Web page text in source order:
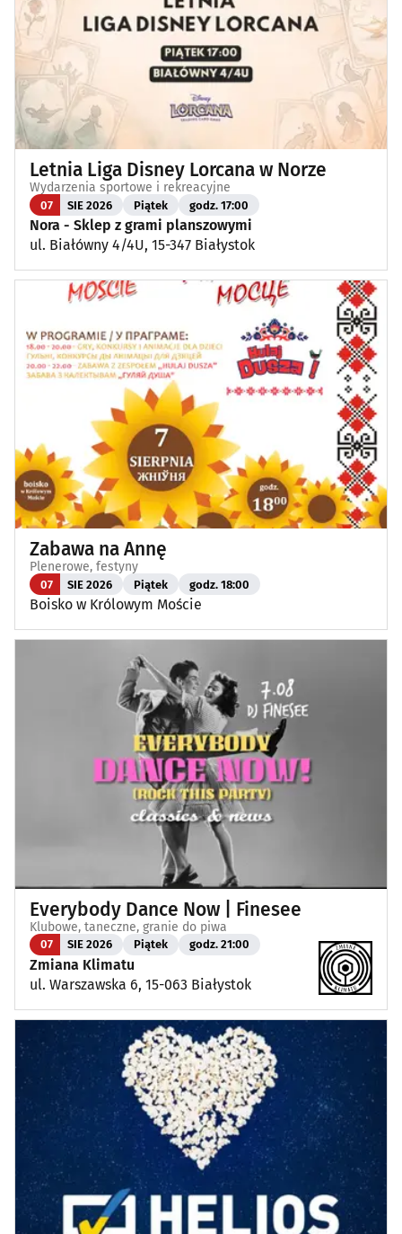
Letnia Liga Disney Lorcana w Norze
Wydarzenia sportowe i rekreacyjne
07 SIE 2026 Piątek godz. 17:00
Nora - Sklep z grami planszowymi
ul. Białówny 4/4U, 15-347 Białystok
Zabawa na Annę
Plenerowe, festyny
07 SIE 2026 Piątek godz. 18:00
Boisko w Królowym Moście
Everybody Dance Now | Finesee
Klubowe, taneczne, granie do piwa
07 SIE 2026 Piątek godz. 21:00
Zmiana Klimatu
ul. Warszawska 6, 15-063 Białystok